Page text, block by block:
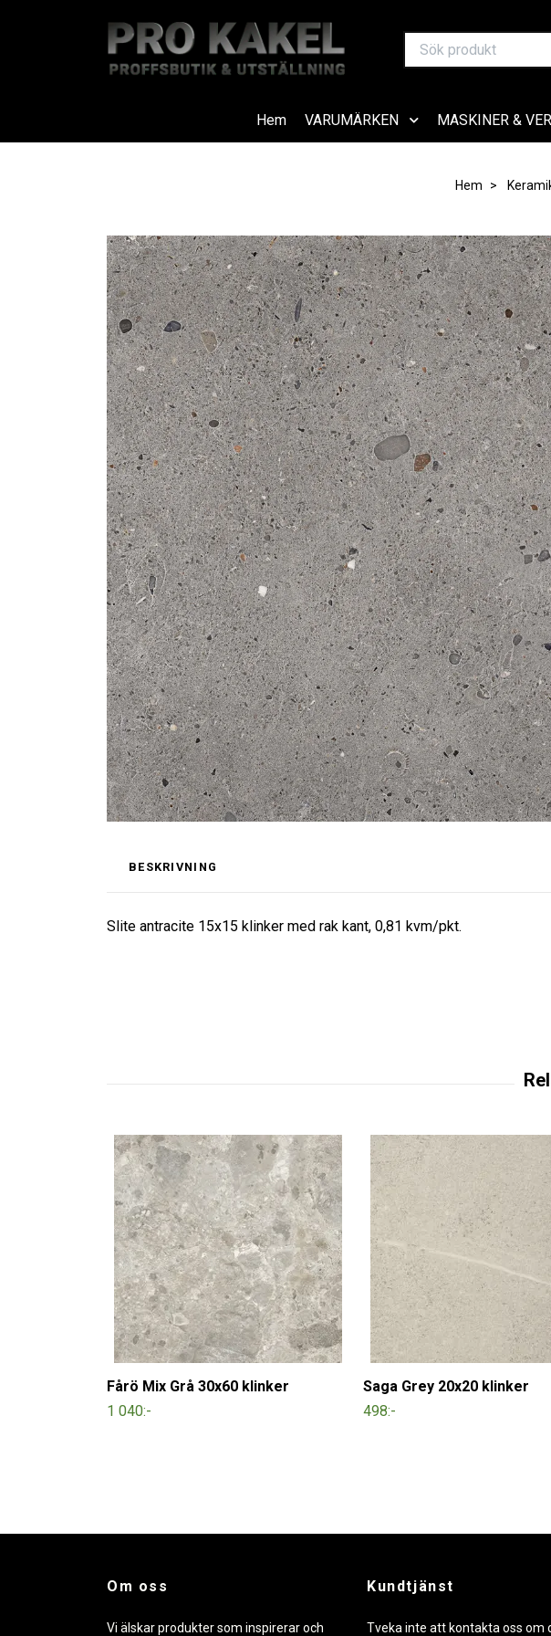
Hem VARUMÄRKEN MASKINER &
Hem
BESKRIVNING
Slite antracite 15x15 klinker med rak kant, 0,81 kvm/pkt.
Fårö Mix Grå 30x60 klinker
1 040:-
Saga Grey 20x20 klinker
498:-
Om oss
Vi älskar produkter som inspirerar och
Kundtjänst
Tveka inte att kontakta oss om